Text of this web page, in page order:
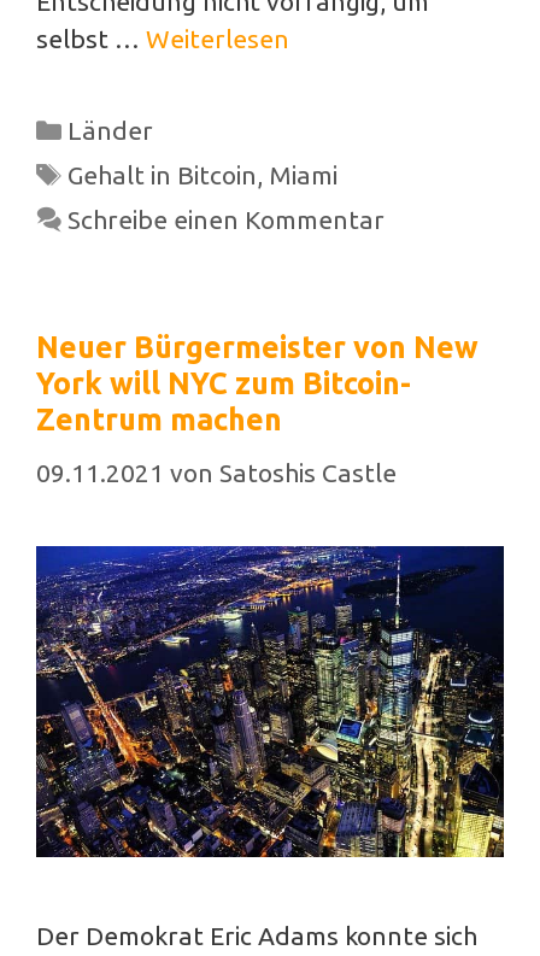
selbst … Weiterlesen
Kategorien
Länder
Schlagwörter
Gehalt in Bitcoin, Miami
Schreibe einen Kommentar
Neuer Bürgermeister von New
York will NYC zum Bitcoin-
Zentrum machen
09.11.2021 von Satoshis Castle
Der Demokrat Eric Adams konnte sich